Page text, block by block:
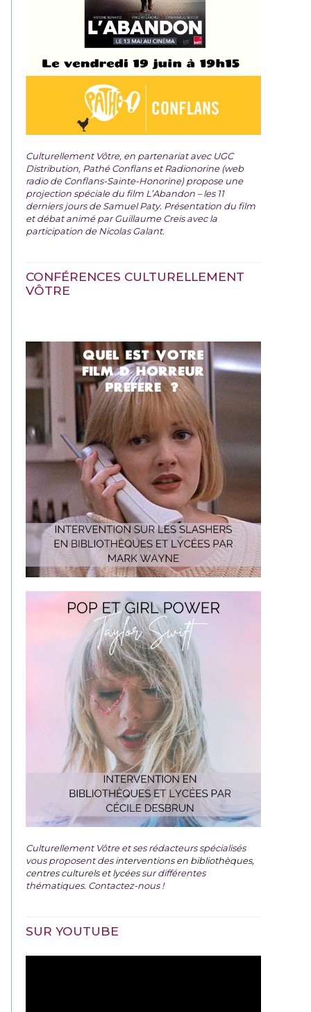
Culturellement Vôtre, en partenariat avec UGC
Distribution, Pathé Conflans et Radionorine (web
radio de Conflans-Sainte-Honorine) propose une
projection spéciale du film L’Abandon – les 11
derniers jours de Samuel Paty. Présentation du film
et débat animé par Guillaume Creis avec la
participation de Nicolas Galant.
CONFÉRENCES CULTURELLEMENT
VÔTRE
Culturellement Vôtre et ses rédacteurs spécialisés
vous proposent desinterventions en bibliothèques,
centres culturels et lycéessur différentes
thématiques. Contactez-nous !
SUR YOUTUBE